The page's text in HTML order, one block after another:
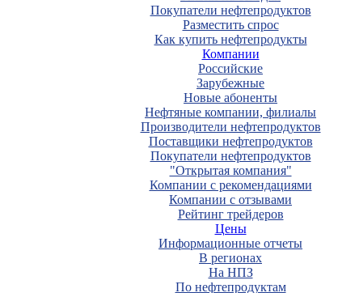
Покупатели нефтепродуктов
Разместить спрос
Как купить нефтепродукты
Компании
Российские
Зарубежные
Новые абоненты
Нефтяные компании, филиалы
Производители нефтепродуктов
Поставщики нефтепродуктов
Покупатели нефтепродуктов
"Открытая компания"
Компании с рекомендациями
Компании с отзывами
Рейтинг трейдеров
Цены
Информационные отчеты
В регионах
На НПЗ
По нефтепродуктам